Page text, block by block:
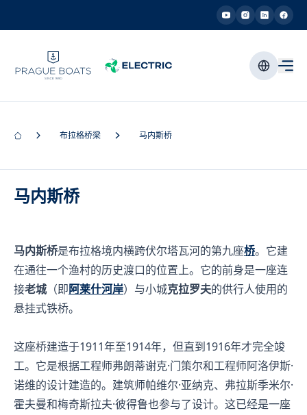
布拉格桥梁 马内斯桥
马内斯桥
马内斯桥是布拉格境内横跨伏尔塔瓦河的第九座桥。它建
在通往一个渔村的历史渡口的位置上。它的前身是一座连
接老城 （即阿莱什河岸）与小城克拉罗夫的供行人使用的
悬挂式铁桥。
这座桥建造于1911年至1914年，但直到1916年才完全竣
工。它是根据工程师弗朗蒂谢克·门策尔和工程师阿洛伊斯·
诺维的设计建造的。建筑师帕维尔·亚纳克、弗拉斯季米尔·
霍夫曼和梅奇斯拉夫·彼得鲁也参与了设计。这已经是一座